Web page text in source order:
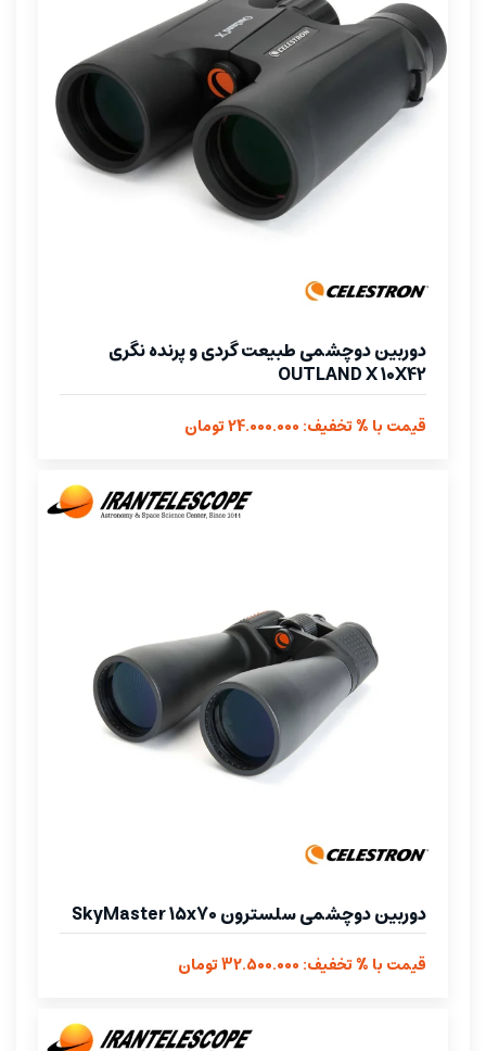
دوربین دوچشمی طبیعت گردی و پرنده نگری
OUTLAND X 10X42
قیمت با % تخفیف: 24.000.000 تومان
دوربین دوچشمی سلسترون SkyMaster 15x70
قیمت با % تخفیف: 32.500.000 تومان